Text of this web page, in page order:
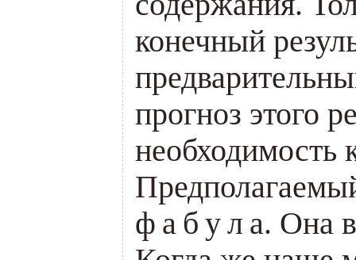
конечный
прогноз этого
необходимость
ф а б у. л а. Она